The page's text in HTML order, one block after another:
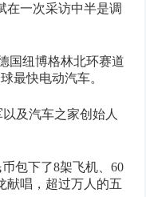
在一次采访中半是调
国纽博格林北环赛道
最快电动汽车。
及汽车之家创始人
包下了8架飞机、60
献唱，超过万人的五